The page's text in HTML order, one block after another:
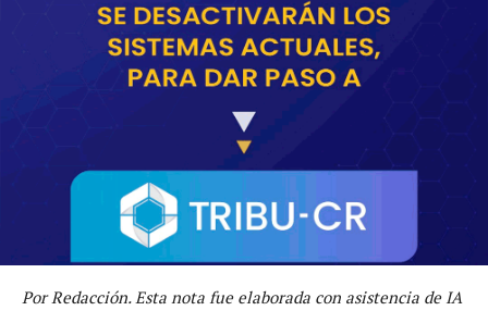
Por Redacción. Esta nota fue elaborada con asistencia de IA